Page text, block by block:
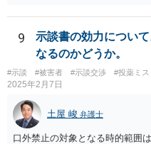
ず、あっても、一定の検討をし
一般的には無料相談で確度の高
在の提案額で不満という場合、
いう手続きをとったほうが、時
くなる傾向にありますので、お
われます。
9
示談書の効力につい
なるのかどうか。
#示談 #被害者 #示談交渉 #投薬ミス
2025年2月7日
土屋 峻 弁護士
口外禁止の対象となる時的範囲